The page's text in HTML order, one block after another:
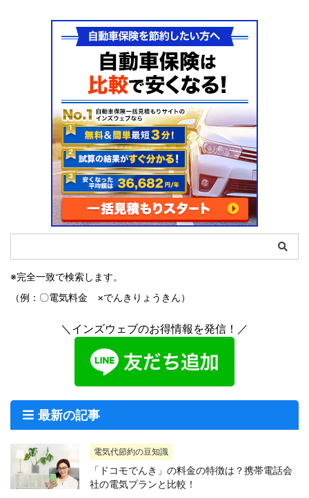
※完全一致で検索します。
（例：〇電気料金 ×でんきりょうきん）
＼インズウェブのお得情報を発信！／
最新の記事
電気代節約の豆知識
「ドコモでんき」の料金の特徴は？携帯電話会
社の電気プランと比較！